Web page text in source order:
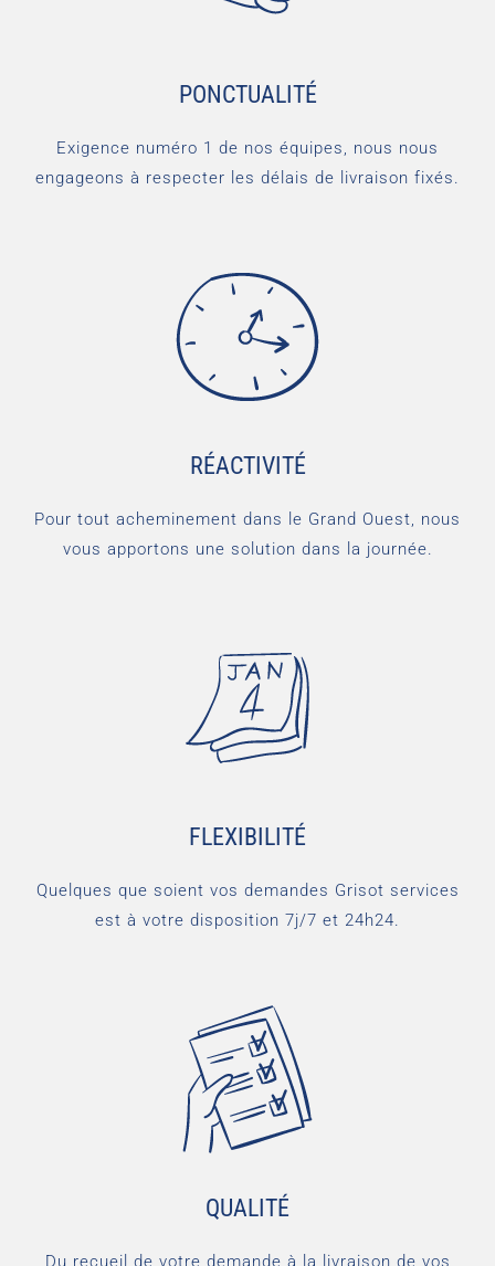
PONCTUALITÉ
Exigence numéro 1 de nos équipes, nous nous
engageons à respecter les délais de livraison fixés.
RÉACTIVITÉ
Pour tout acheminement dans le Grand Ouest, nous
vous apportons une solution dans la journée.
FLEXIBILITÉ
Quelques que soient vos demandes Grisot services
est à votre disposition 7j/7 et 24h24.
QUALITÉ
Du recueil de votre demande à la livraison de vos